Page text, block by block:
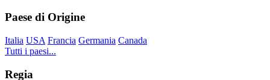
Paese di Origine
Italia USA Francia Germania Canada
Tutti i paesi...
Regia